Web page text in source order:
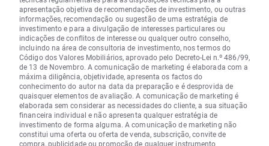
apresentação objetiva de recomendações de investimento, ou outras
informações, recomendação ou sugestão de uma estratégia de
investimento e para a divulgação de interesses particulares ou
indicações de conflitos de interesse ou qualquer outro conselho,
incluindo na área de consultoria de investimento, nos termos do
Código dos Valores Mobiliários, aprovado pelo Decreto-Lei n.º 486/99,
de 13 de Novembro. A comunicação de marketing é elaborada com a
máxima diligência, objetividade, apresenta os factos do
conhecimento do autor na data da preparação e é desprovida de
quaisquer elementos de avaliação. A comunicação de marketing é
elaborada sem considerar as necessidades do cliente, a sua situação
financeira individual e não apresenta qualquer estratégia de
investimento de forma alguma. A comunicação de marketing não
constitui uma oferta ou oferta de venda, subscrição, convite de
compra, publicidade ou promoção de qualquer instrumento